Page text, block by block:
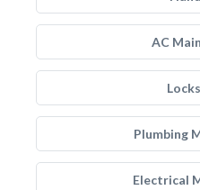
AC
Plumbing
Electrical